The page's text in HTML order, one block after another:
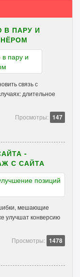
В ПАРУ И
связь с
длительное
Просмотры: 147
-
С САЙТА
мешающие
улучшат конверсию
Просмотры: 1478